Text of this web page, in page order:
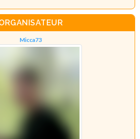
Micca73